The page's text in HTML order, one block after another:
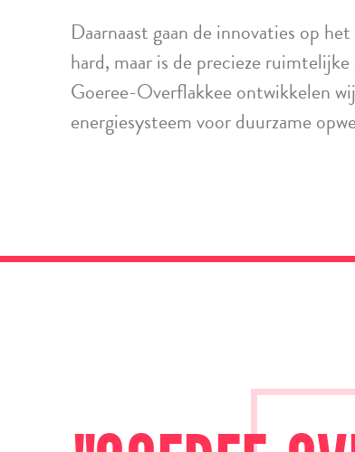
Daarnaast gaan de innovaties op
hard, maar is de precieze
Goeree-Overflakkee ontwikkelen
energiesysteem voor duurzame